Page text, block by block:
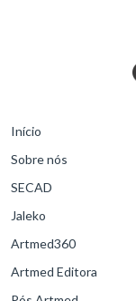
Início
Sobre nós
SECAD
Jaleko
Artmed360
Artmed Editora